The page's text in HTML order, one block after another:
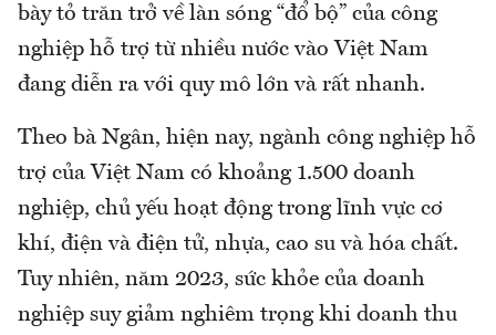
bày tỏ trăn trở về làn sóng “đổ bộ” của công
nghiệp hỗ trợ từ nhiều nước vào Việt Nam
đang diễn ra với quy mô lớn và rất nhanh.
Theo bà Ngân, hiện nay, ngành công nghiệp hỗ
trợ của Việt Nam có khoảng 1.500 doanh
nghiệp, chủ yếu hoạt động trong lĩnh vực cơ
khí, điện và điện tử, nhựa, cao su và hóa chất.
Tuy nhiên, năm 2023, sức khỏe của doanh
nghiệp suy giảm nghiêm trọng khi doanh thu